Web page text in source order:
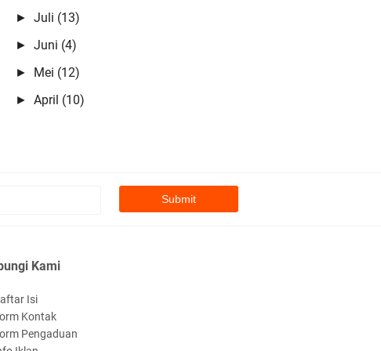
►Juli (13)
►Juni (4)
► Mei (12)
►April (10)
Kami
Isi
Kontak
Pengaduan